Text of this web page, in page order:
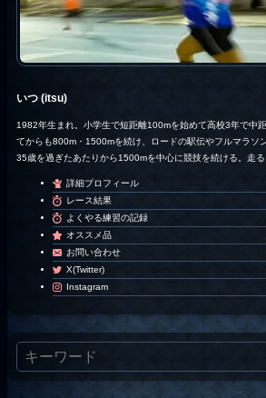
いつ (itsu)
1982年生まれ。小学生で短距離100mを始めて高校3年で中
てからも800m・1500mを続け、ロードの駅伝やフルマラソ
35歳を過ぎたあたりから1500mを中心に競技を続ける。走る
詳細プロフィール
レース結果
よくやる練習の記録
オススメ品
お問い合わせ
X(Twitter)
Instagram